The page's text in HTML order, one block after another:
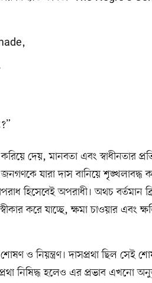
দেয়, মানবতা এবং স্বাধীনতার
যারা দাস বানিয়ে শৃঙ্খলাবদ্ধ
হিসেবেই অপরাধী। অথচ বর্তমান
করে যাচ্ছে, ক্ষমা চাওয়ার এবং
ও নিয়ন্ত্রণ। দাসপ্রথা ছিল সেই
নিষিদ্ধ হলেও এর প্রভাব এখনো